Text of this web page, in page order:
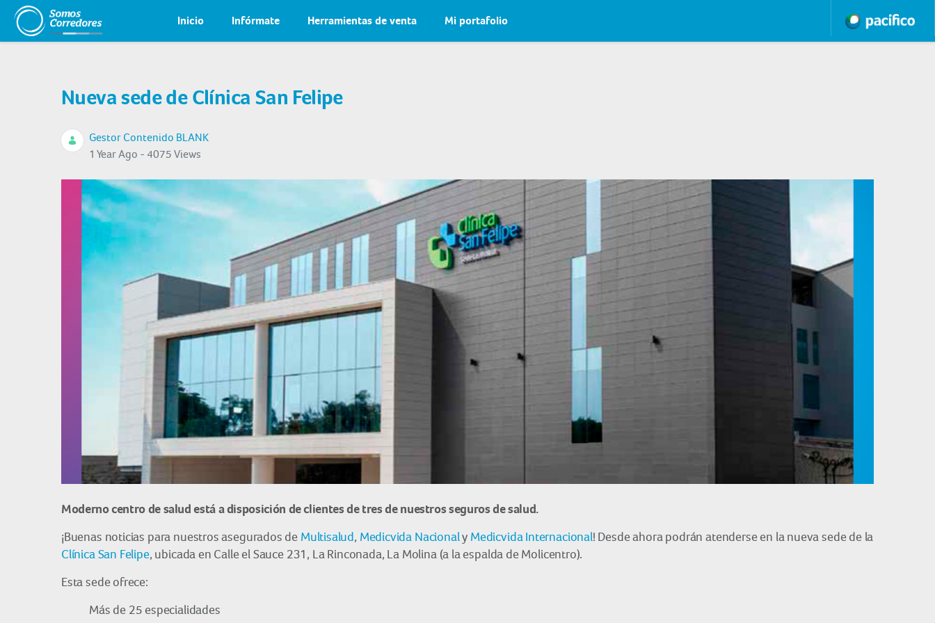
Inicio Infórmate Herramientas de venta Mi portafolio
Nueva sede de Clínica San Felipe
Gestor Contenido BLANK
1 Year Ago - 4075 Views
Moderno centro de salud está a disposición de clientes de tres de nuestros seguros de salud.
¡Buenas noticias para nuestros asegurados de Multisalud, Medicvida Nacionaly Medicvida Internacional! Desde ahora podrán atenderse en la nueva sede de la
Clínica San Felipe, ubicada en Calle el Sauce 231, La Rinconada, La Molina (a la espalda de Molicentro).
Esta sede ofrece:
Más de 25 especialidades